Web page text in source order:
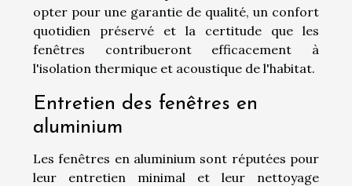
opter pour une garantie de qualité, un confort
quotidien préservé et la certitude que les
fenêtres contribueront efficacement à
l'isolation thermique et acoustique de l'habitat.
Entretien des fenêtres en
aluminium
Les fenêtres en aluminium sont réputées pour
leur entretien minimal et leur nettoyage